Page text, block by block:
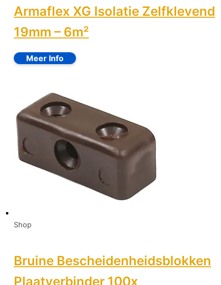
Armaflex XG Isolatie Zelfklevend
19mm – 6m²
Shop
Bruine Bescheidenheidsblokken
Plaatverbinder 100x